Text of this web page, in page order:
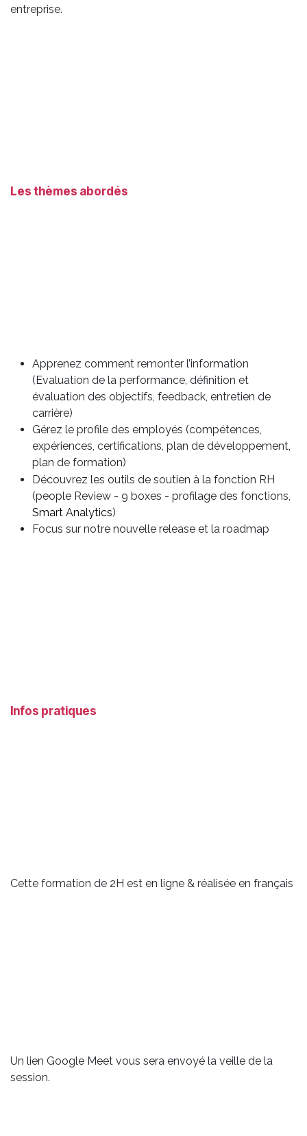
entreprise.
Les thèmes abordés
Apprenez comment remonter l’information
(Evaluation de la performance, définition et
évaluation des objectifs, feedback, entretien de
carrière)
Gérez le profile des employés (compétences,
expériences, certifications, plan de développement,
plan de formation)
Découvrez les outils de soutien à la fonction RH
(people Review - 9 boxes - profilage des fonctions,
Smart Analytics)
Focus sur notre nouvelle release et la roadmap
Infos pratiques
Cette formation de 2H est en ligne & réalisée en français
Un lien Google Meet vous sera envoyé la veille de la
session.